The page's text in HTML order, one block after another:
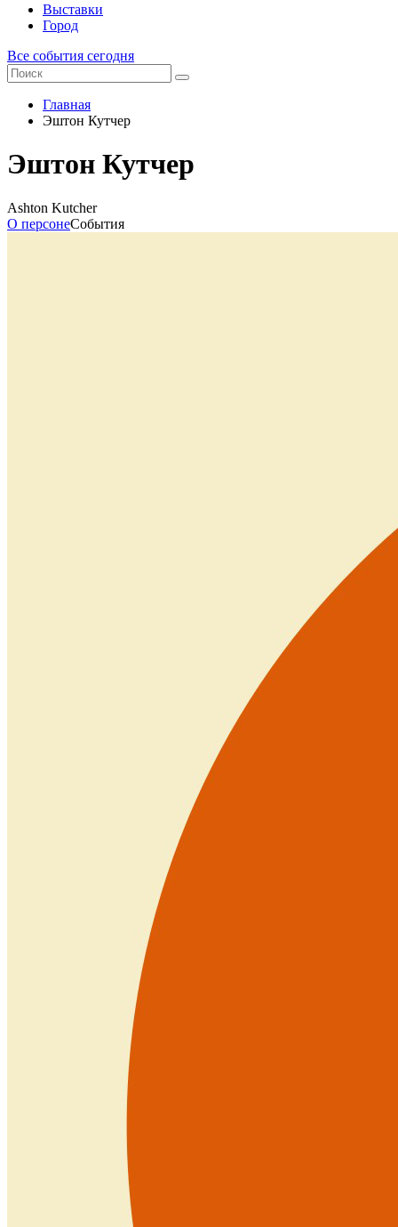
Выставки
Город
Все события сегодня
Главная
Эштон Кутчер
Эштон Кутчер
Ashton Kutcher
О персонеСобытия